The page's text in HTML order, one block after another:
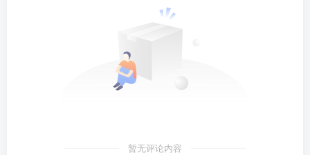
暂无评论内容